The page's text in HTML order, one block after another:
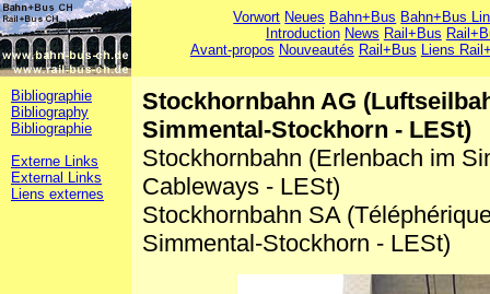
Vorwort Neues Bahn+Bus Bahn+Bus
Introduction News Rail+Bus
Avant-propos Nouveautés Rail+Bus Liens
Bibliographie
Bibliography
Bibliographie
Externe Links
External Links
Liens externes
Stockhornbahn AG
Simmental-Stockhorn - LESt)
Stockhornbahn (Erlenbach im
Cableways - LESt)
Stockhornbahn SA
Simmental-Stockhorn - LESt)